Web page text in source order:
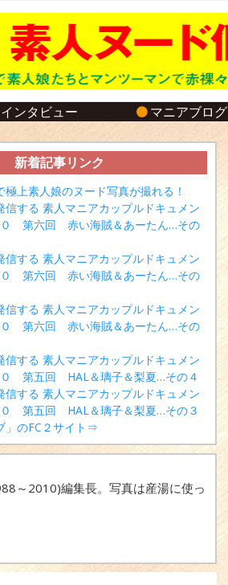
ンタビュー マニアブログ
新着記事リンク
上素人娘のヌード写真が撮れる！
信する 素人マニアカップルドキュメン
.０ 第六回 赤い海賊＆あーたん…その
信する 素人マニアカップルドキュメン
.０ 第六回 赤い海賊＆あーたん…その
信する 素人マニアカップルドキュメン
.０ 第六回 赤い海賊＆あーたん…その
信する 素人マニアカップルドキュメン
.０ 第五回 HAL＆璃子＆梨夏…その４
信する 素人マニアカップルドキュメン
.０ 第五回 HAL＆璃子＆梨夏…その３
」のFC２サイト⇒
～2010)編集長。写真は産湯に使っ